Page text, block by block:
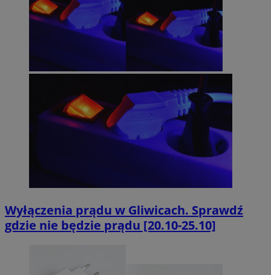
Wyłączenia prądu w Gliwicach. Sprawdź
gdzie nie będzie prądu [20.10-25.10]